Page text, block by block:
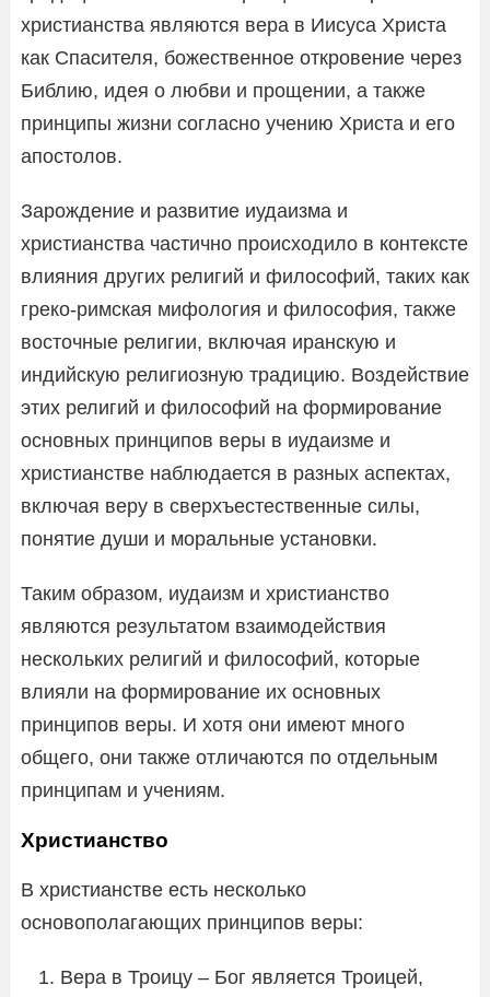
христианства являются вера в Иисуса Христа
как Спасителя, божественное откровение через
Библию, идея о любви и прощении, а также
принципы жизни согласно учению Христа и его
апостолов.
Зарождение и развитие иудаизма и
христианства частично происходило в контексте
влияния других религий и философий, таких как
греко-римская мифология и философия, также
восточные религии, включая иранскую и
индийскую религиозную традицию. Воздействие
этих религий и философий на формирование
основных принципов веры в иудаизме и
христианстве наблюдается в разных аспектах,
включая веру в сверхъестественные силы,
понятие души и моральные установки.
Таким образом, иудаизм и христианство
являются результатом взаимодействия
нескольких религий и философий, которые
влияли на формирование их основных
принципов веры. И хотя они имеют много
общего, они также отличаются по отдельным
принципам и учениям.
Христианство
В христианстве есть несколько
основополагающих принципов веры:
Вера в Троицу – Бог является Троицей,